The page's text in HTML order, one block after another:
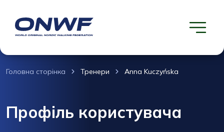
Головна сторінка Тренери Anna Kuczyńska
Профіль користувача